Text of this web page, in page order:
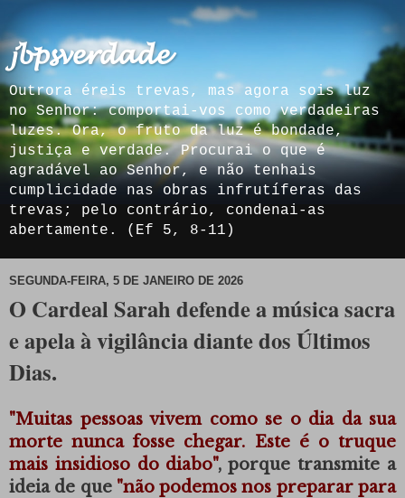
𝓳𝓫𝓹𝓼𝓿𝓮𝓻𝓭𝓪𝓭𝓮
Outrora éreis trevas, mas agora sois luz
no Senhor: comportai-vos como verdadeiras
luzes. Ora, o fruto da luz é bondade,
justiça e verdade. Procurai o que é
agradável ao Senhor, e não tenhais
cumplicidade nas obras infrutíferas das
trevas; pelo contrário, condenai-as
abertamente. (Ef 5, 8-11)
SEGUNDA-FEIRA, 5 DE JANEIRO DE 2026
O Cardeal Sarah defende a música sacra
e apela à vigilância diante dos Últimos
Dias.
"Muitas pessoas vivem como se o dia da sua
morte nunca fosse chegar. Este é o truque
mais insidioso do diabo", porque transmite a
ideia de que "não podemos nos preparar para